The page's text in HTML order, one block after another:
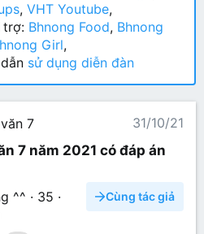
, VHT Youtube,
trợ: Bhnong Food, Bhnong
Girl,
sử dụng diễn đàn
7
31/10/21
7 năm 2021 có đáp án
^^ · 35 ·
Cùng tác giả